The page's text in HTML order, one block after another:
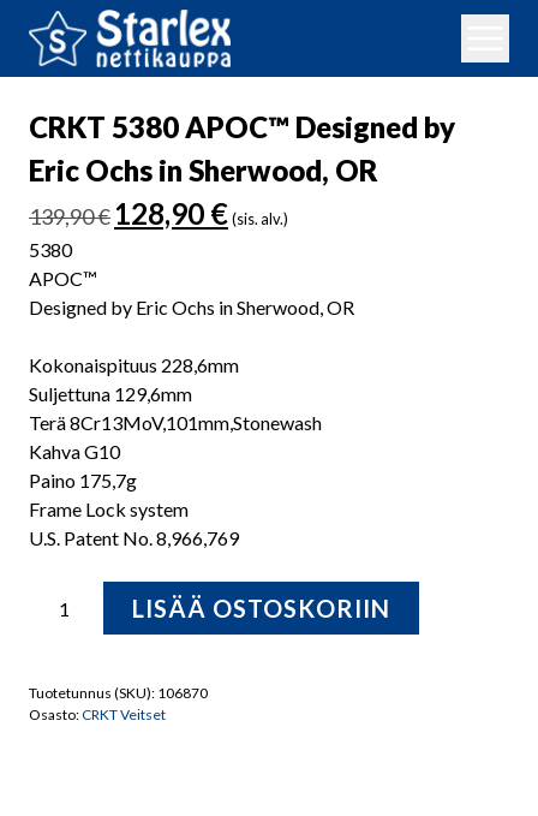
CRKT 5380 APOC™ Designed by
Eric Ochs in Sherwood, OR
139,90€ Alkuperäinen
hinta
128,90 €Nykyinen
hinta
(sis. alv.)
5380
APOC™
Designed by Eric Ochs in Sherwood, OR
Kokonaispituus 228,6mm
Suljettuna 129,6mm
Terä 8Cr13MoV,101mm,Stonewash
Kahva G10
Paino 175,7g
Frame Lock system
U.S. Patent No. 8,966,769
5380
by
LISÄÄ OSTOSKORIIN
Tuotetunnus (SKU): 106870
Osasto:CRKT Veitset